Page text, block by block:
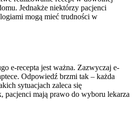
Jednakże niektórzy pacjenci
mogą mieć trudności w
e-recepta jest ważna. Zazwyczaj e-
Odpowiedź brzmi tak – każda
sytuacjach zaleca się
pacjenci mają prawo do wyboru lekarza